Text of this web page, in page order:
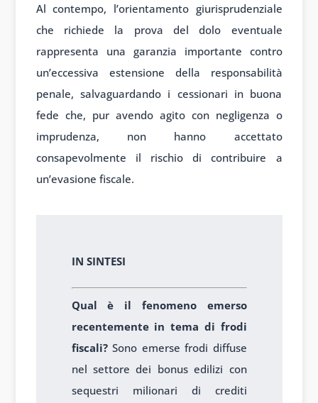
Al contempo, l’orientamento giurisprudenziale
che richiede la prova del dolo eventuale
rappresenta una garanzia importante contro
un’eccessiva estensione della responsabilità
penale, salvaguardando i cessionari in buona
fede che, pur avendo agito con negligenza o
imprudenza, non hanno accettato
consapevolmente il rischio di contribuire a
un’evasione fiscale.
IN SINTESI
Qual è il fenomeno emerso
recentemente in tema di frodi
fiscali? Sono emerse frodi diffuse
nel settore dei bonus edilizi con
sequestri milionari di crediti